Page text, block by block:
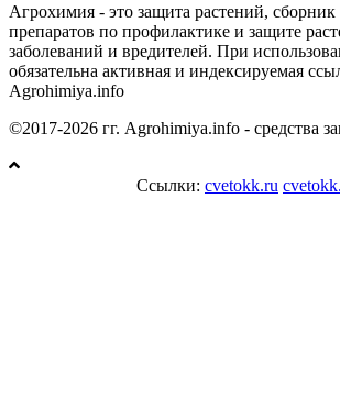
Агрохимия - это защита растений,
препаратов по профилактике и защите
заболеваний и вредителей. При
обязательна активная и индексируемая
Agrohimiya.info
©2017-2026 гг. Agrohimiya.info - средства
Ссылки: cvetokk.ru